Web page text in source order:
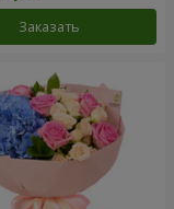
Заказать